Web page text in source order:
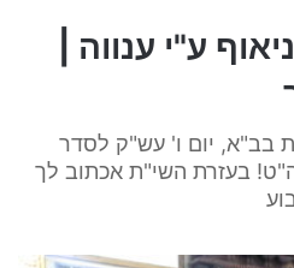
ע"י ענווה |
בב"א, יום ו' עש"ק לסדר
בעזרת השי"ת אכתוב לך